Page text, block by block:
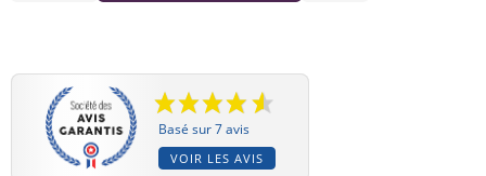
Basé sur 7 avis
VOIR LES AVIS